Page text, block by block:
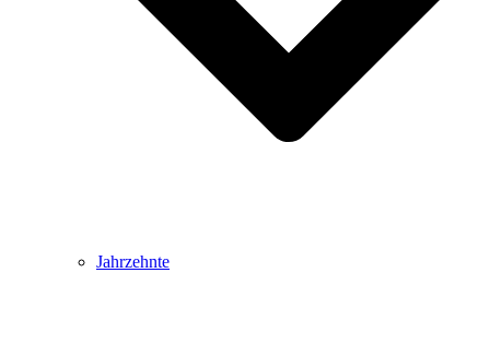
Jahrzehnte